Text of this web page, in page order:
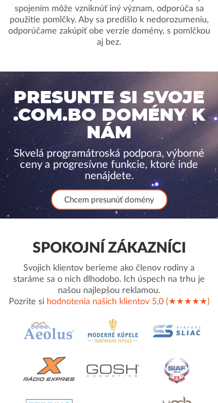
spojením môže vzniknúť iný význam, odporúča sa
použitie pomlčky. Aby sa predišlo k nedorozumeniu,
odporúčame zakúpiť obe verzie domény, s pomlčkou
aj bez.
PRESUNTE SI SVOJE
.COM.BO DOMÉNY K
NÁM
Skvelá programátroská podpora, výborné
ceny a progresívne funkcie, ktoré inde
nenájdete.
Chcem presunúť domény
SPOKOJNÍ ZÁKAZNÍCI
Svojich klientov berieme ako členov rodiny a
staráme sa o nich dlhodobo. Ich úspech na trhu je
našou najlepšou reklamou.
Pozrite si hodnotenia našich klientov 5,0 (★★★★★)